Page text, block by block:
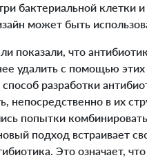
бактериальной клетки
может быть
показали, что
удалить с помощью этих
способ разработки
непосредственно в их
попытки
подход встраивает
Это означает,